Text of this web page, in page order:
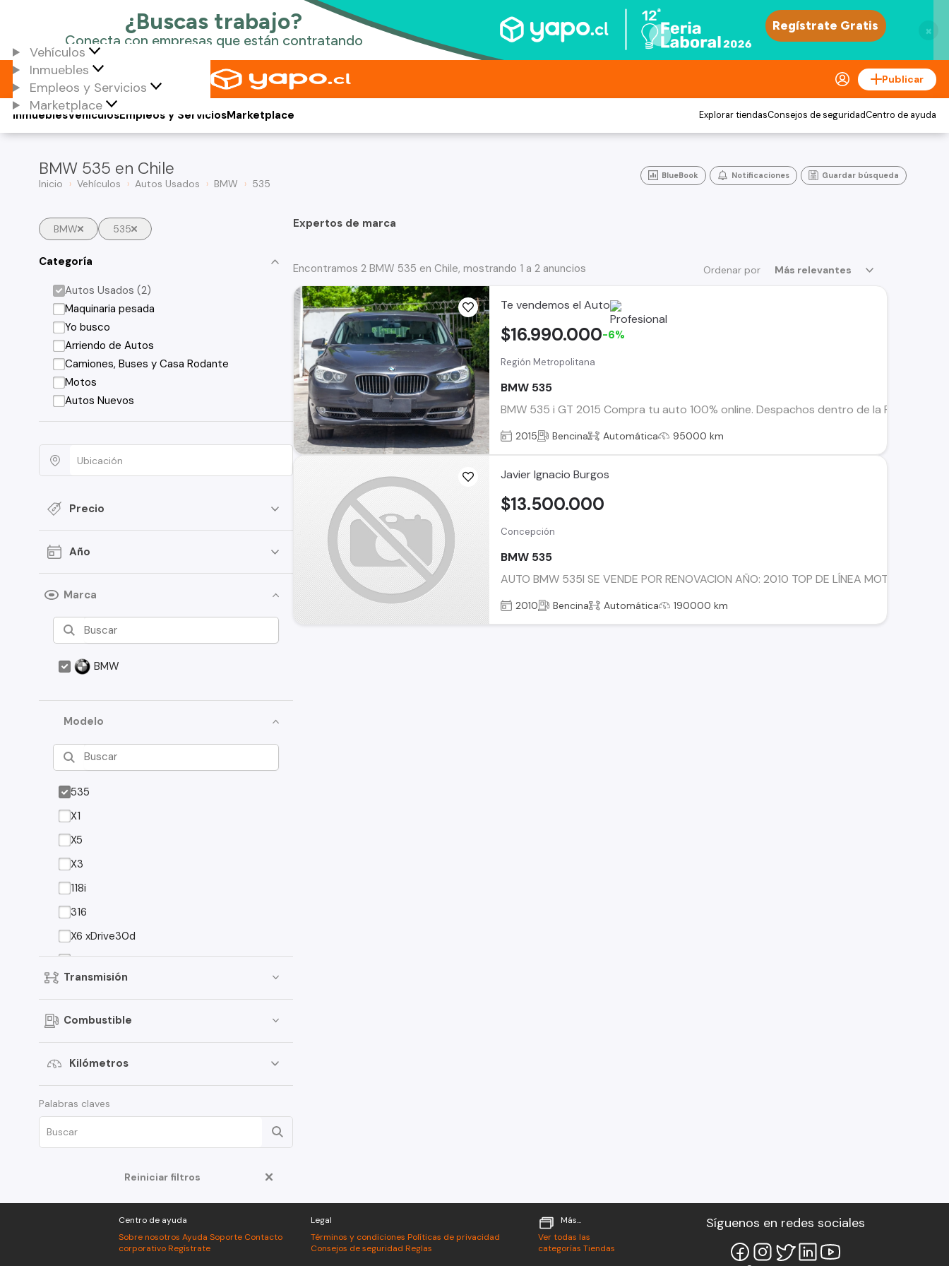
×
Vehículos
Inmuebles
Empleos y Servicios
Marketplace
Publicar
Vehículos
Inmuebles Empleos y ServiciosMarketplace Explorar tiendasConsejos de seguridadCentro de ayuda
BMW 535 en Chile
Inicio Vehículos Autos Usados BMW 535
BlueBook Notificaciones Guardar búsqueda
BMW 535
Categoría
Autos Usados (2)
Maquinaria pesada
Yo busco
Arriendo de Autos
Camiones, Buses y Casa Rodante
Motos
Autos Nuevos
Precio
Año
Marca
BMW
Modelo
535
X1
X5
X3
118i
316
X6 xDrive30d
116i
X1 sDrive18i
325
420i
X4
525
X1 sDrive20i
X2
Transmisión
Combustible
Kilómetros
Palabras claves
Reiniciar filtros
Expertos de marca
Ordenar por Más relevantes
Encontramos 2 BMW 535 en Chile, mostrando 1 a 2 anuncios
Te vendemos el Auto
Región Metropolitana
BMW 535
BMW 535 i GT 2015 Compra tu auto 100% online. Despachos dentro de la RM y
$16.990.000-6%
2015 Bencina Automática 95000 km
Javier Ignacio Burgos
Concepción
BMW 535
AUTO BMW 535I SE VENDE POR RENOVACION AÑO: 2010 TOP DE LÍNEA MOTOR 3.0
$13.500.000
2010 Bencina Automática 190000 km
Centro de ayuda
Sobre nosotros Ayuda Soporte Contacto
corporativo Regístrate
Legal
Términos y condiciones Políticas de privacidad
Consejos de seguridad Reglas
Más...
Ver todas las
categorías Tiendas
Síguenos en redes sociales